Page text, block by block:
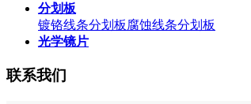
分划板
镀铬线条分划板腐蚀线条分划板
光学镜片
联系我们